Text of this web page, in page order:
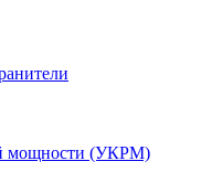
мощности (УКРМ)